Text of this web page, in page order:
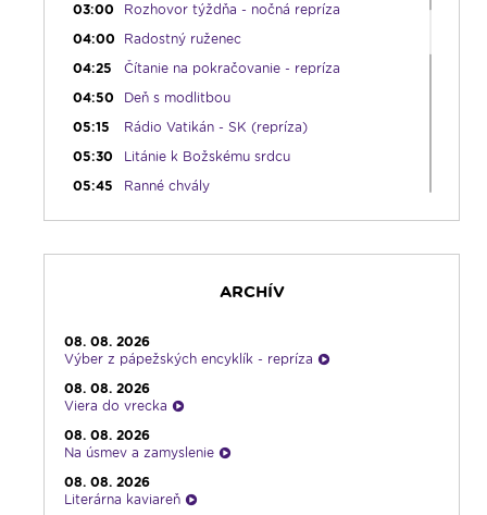
03:00
Rozhovor týždňa - nočná repríza
04:00
Radostný ruženec
04:25
Čítanie na pokračovanie - repríza
04:50
Deň s modlitbou
05:15
Rádio Vatikán - SK (repríza)
05:30
Litánie k Božskému srdcu
05:45
Ranné chvály
10:30
Emauzy - mimoriadny prenos
12:30
Biblia za rok
13:00
Na úsmev a zamyslenie
15:00
Korunka Božieho milosrdenstva - Hodina
15:15
Literárna kaviareň
ARCHÍV
08. 08. 2026
Výber z pápežských encyklík - repríza
08. 08. 2026
Viera do vrecka
08. 08. 2026
Na úsmev a zamyslenie
08. 08. 2026
Literárna kaviareň